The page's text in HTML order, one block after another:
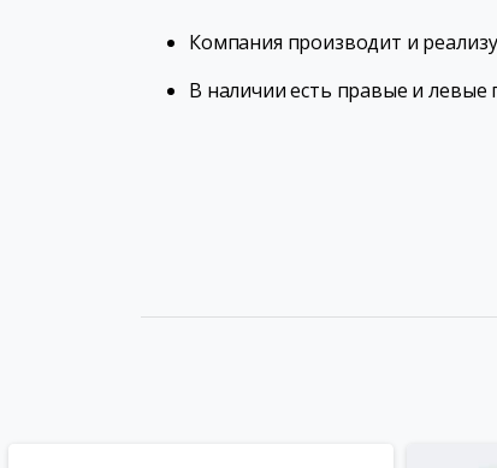
Компания производит и
В наличии есть правые и